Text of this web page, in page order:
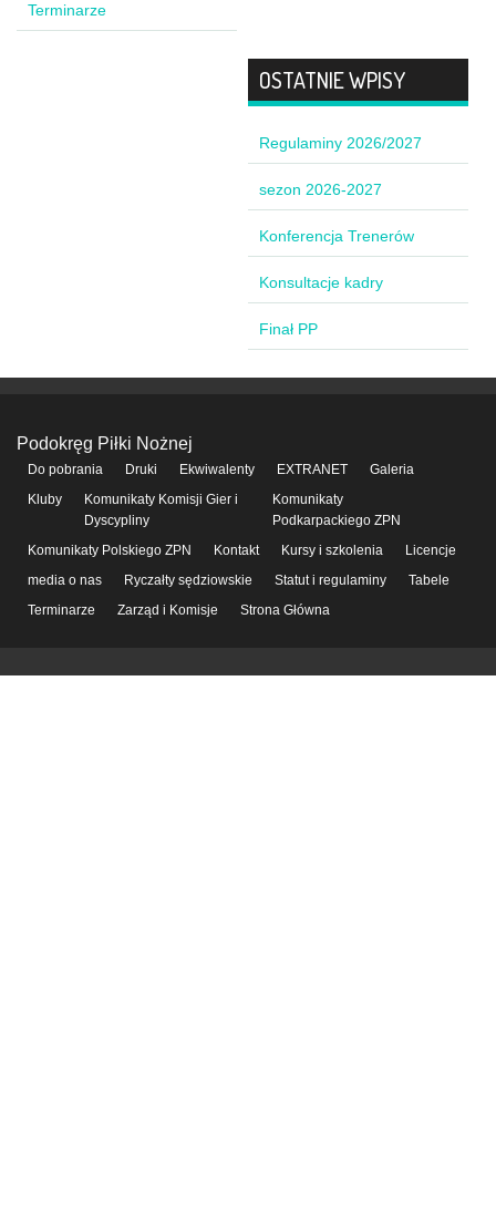
Terminarze
OSTATNIE WPISY
Regulaminy 2026/2027
sezon 2026-2027
Konferencja Trenerów
Konsultacje kadry
Finał PP
Podokręg Piłki Nożnej
Do pobrania Druki Ekwiwalenty EXTRANET
Galeria
Kluby
Komunikaty Komisji Gier i
Dyscypliny
Komunikaty
Podkarpackiego ZPN
Komunikaty Polskiego ZPN
Kontakt Kursy i szkolenia
Licencje
media o nas
Ryczałty sędziowskie Statut i regulaminy
Tabele
Terminarze
Zarząd i Komisje Strona Główna